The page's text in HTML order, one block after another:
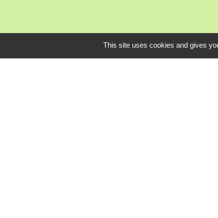
Mardi,
This site uses cookies and gives